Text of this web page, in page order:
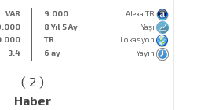
VAR
3.4
9.000
Alexa TR
8 Yıl 5 Ay
Yaşı
TR
Lokasyon
6 ay
Yayın
( 2 )
Haber